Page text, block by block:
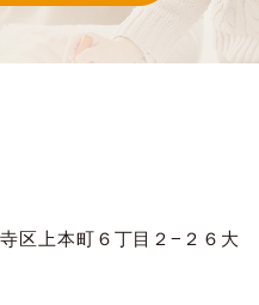
区上本町６丁目２−２６大